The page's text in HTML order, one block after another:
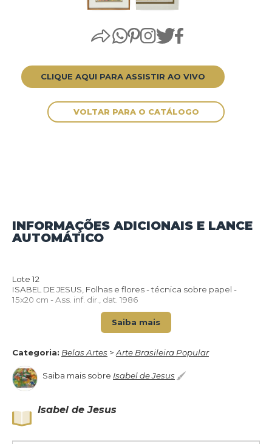
INFORMAÇÕES ADICIONAIS E LANCE
AUTOMÁTICO
Lote 12
ISABEL DE JESUS, Folhas e flores - técnica sobre papel -
15x20 cm - Ass. inf. dir., dat. 1986
Saiba mais
Categoria: Belas Artes > Arte Brasileira Popular
Saiba mais sobre Isabel de Jesus
Isabel de Jesus
CLIQUE AQUI PARA ASSISTIR AO VIVO
VOLTAR PARA O CATÁLOGO